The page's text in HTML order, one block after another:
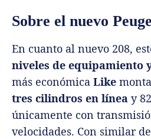
Sobre el nuevo
En cuanto al nuevo 208,
niveles de equipamiento
más económica Like
tres cilindros en línea y
únicamente con
velocidades. Con similar